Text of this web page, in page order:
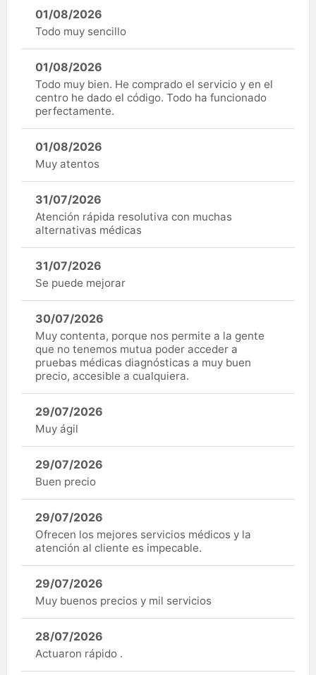
01/08/2026
Todo muy sencillo
01/08/2026
Todo muy bien. He comprado el servicio y en el
centro he dado el código. Todo ha funcionado
perfectamente.
01/08/2026
Muy atentos
31/07/2026
Atención rápida resolutiva con muchas
alternativas médicas
31/07/2026
Se puede mejorar
30/07/2026
Muy contenta, porque nos permite a la gente
que no tenemos mutua poder acceder a
pruebas médicas diagnósticas a muy buen
precio, accesible a cualquiera.
29/07/2026
Muy ágil
29/07/2026
Buen precio
29/07/2026
Ofrecen los mejores servicios médicos y la
atención al cliente es impecable.
29/07/2026
Muy buenos precios y mil servicios
28/07/2026
Actuaron rápido .